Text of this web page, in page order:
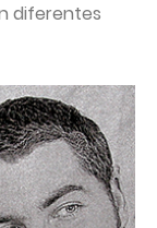
diferentes